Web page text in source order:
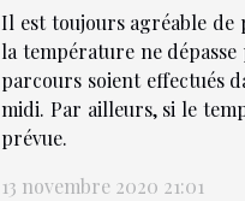
Il est toujours agréable de
la température ne
parcours soient effectués
midi. Par ailleurs, si le
prévue.
13 novembre 2020 21:01